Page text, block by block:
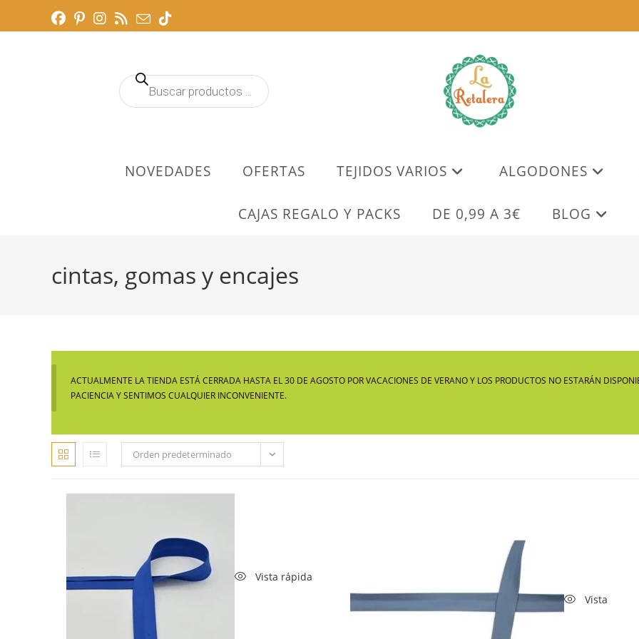
Búsqueda
de
NOVEDADES OFERTAS TEJIDOS VARIOS ALGODONES
CAJAS REGALO Y PACKS DE 0,99 A 3€ BLOG
cintas, gomas y encajes
ACTUALMENTE LA TIENDA ESTÁ CERRADA HASTA EL 30 DE AGOSTO POR VACACIONES DE VERANO Y LOS PRODUCTOS NO ESTARÁN
PACIENCIA Y SENTIMOS CUALQUIER INCONVENIENTE.
Orden predeterminado
Vista rápida
Vista